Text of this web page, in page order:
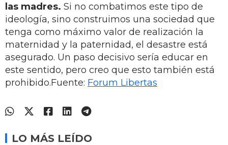
las madres. Si no combatimos este tipo de
ideología, sino construimos una sociedad que
tenga como máximo valor de realización la
maternidad y la paternidad, el desastre está
asegurado. Un paso decisivo sería educar en
este sentido, pero creo que esto también está
prohibido.Fuente: Forum Libertas
LO MÁS LEÍDO